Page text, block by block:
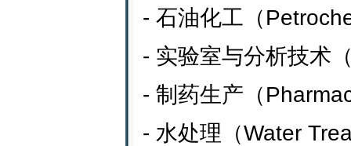
- 石油化工（
- 实验室与分析技术
- 制药生产（
- 水处理（Water